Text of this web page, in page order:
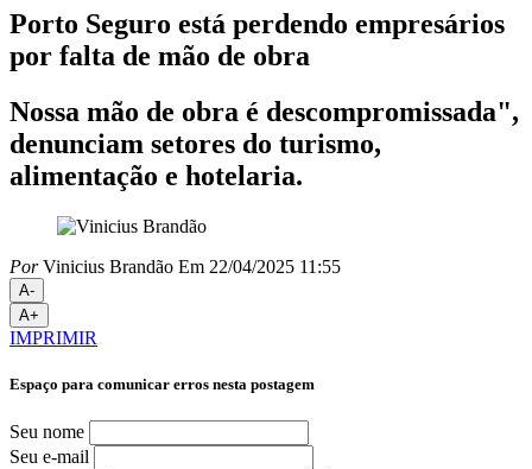
Porto Seguro está perdendo empresários
por falta de mão de obra
Nossa mão de obra é descompromissada",
denunciam setores do turismo,
alimentação e hotelaria.
PorVinicius Brandão Em 22/04/2025 11:55
A-
A+
IMPRIMIR
Espaço para comunicar erros nesta postagem
Seu nome
Seu e-mail